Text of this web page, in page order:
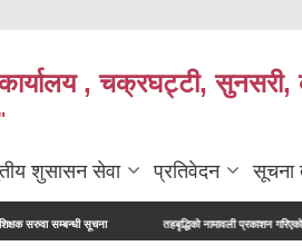
कार्यालय , चक्रघट्टी,
शुसासन सेवा प्रतिवेदन सूचना
सूचना तहबृद्धिको नामावली प्रकाशन गरिएको सूचना